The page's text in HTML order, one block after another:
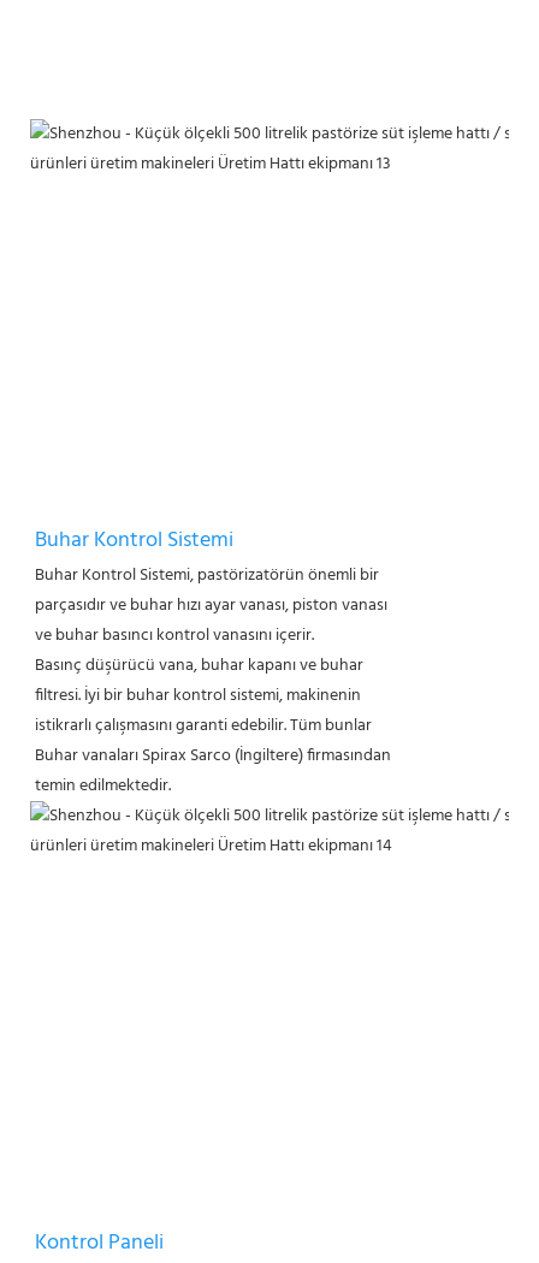
Buhar Kontrol Sistemi
Buhar Kontrol Sistemi, pastörizatörün önemli bir
parçasıdır ve buhar hızı ayar vanası, piston vanası
ve buhar basıncı kontrol vanasını içerir.
Basınç düşürücü vana, buhar kapanı ve buhar
filtresi. İyi bir buhar kontrol sistemi, makinenin
istikrarlı çalışmasını garanti edebilir. Tüm bunlar
Buhar vanaları Spirax Sarco (İngiltere) firmasından
temin edilmektedir.
Kontrol Paneli